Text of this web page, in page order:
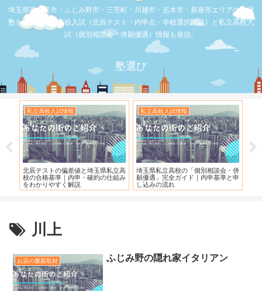
埼玉県富士見市・ふじみ野市・三芳町・川越市・志木市・新座市エリアの学習
塾を比較。公立高校入試（北辰テスト・内申点・学校選択問題）と私立高校入
試（個別相談会・併願優遇）情報も発信。
塾選び
私立高校入試情報
北辰テストの偏差値と埼玉県私立高
校の合格基準｜内申・確約の仕組み
をわかりやすく解説
私立高校入試情報
埼玉県私立高校の「個別相談会・併
願優遇」完全ガイド｜内申基準と申
し込みの流れ
川上
お店の覆面取材 ふじみ野の隠れ家イタリアン